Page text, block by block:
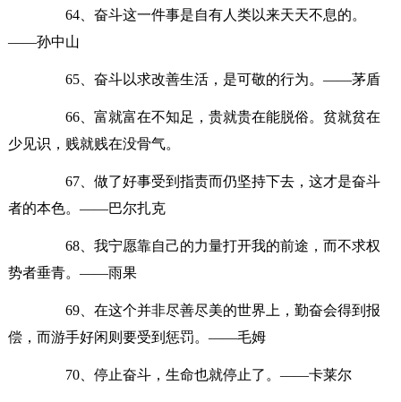
64、奋斗这一件事是自有人类以来天天不息的。
——孙中山
65、奋斗以求改善生活，是可敬的行为。——茅盾
66、富就富在不知足，贵就贵在能脱俗。贫就贫在
少见识，贱就贱在没骨气。
67、做了好事受到指责而仍坚持下去，这才是奋斗
者的本色。——巴尔扎克
68、我宁愿靠自己的力量打开我的前途，而不求权
势者垂青。——雨果
69、在这个并非尽善尽美的世界上，勤奋会得到报
偿，而游手好闲则要受到惩罚。——毛姆
70、停止奋斗，生命也就停止了。——卡莱尔